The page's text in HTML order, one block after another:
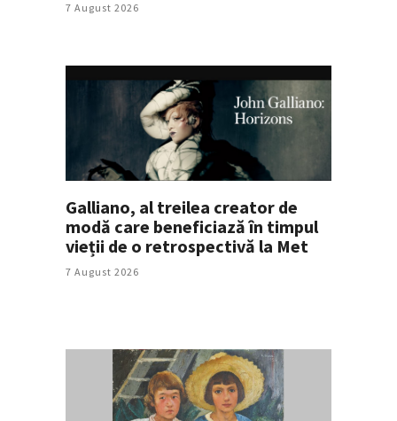
7 August 2026
Galliano, al treilea creator de
modă care beneficiază în timpul
vieții de o retrospectivă la Met
7 August 2026